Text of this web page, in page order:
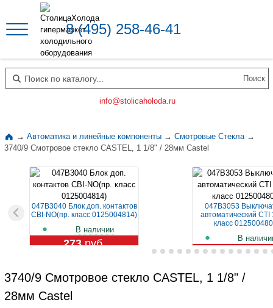
8 (495) 258-46-41
Поиск по каталогу
info@stolicaholoda.ru
→ Автоматика и линейные компоненты → Смотровые Стекла →
3740/9 Смотровое стекло CASTEL, 1 1/8" / 28мм Castel
047B3040 Блок доп. контактов
CBI-NO(пр. класс 0125004814)
В наличии
273руб.
047B3053
автоматический CTI
класс
В
1 129 руб.
3740/9 Смотровое стекло CASTEL, 1 1/8" /
28мм Castel